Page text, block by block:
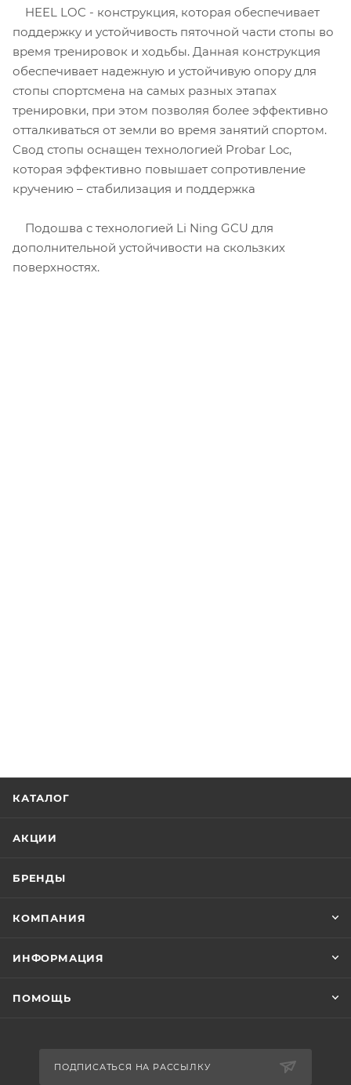
HEEL LOC - конструкция, которая обеспечивает
поддержку и устойчивость пяточной части стопы во
время тренировок и ходьбы. Данная конструкция
обеспечивает надежную и устойчивую опору для
стопы спортсмена на самых разных этапах
тренировки, при этом позволяя более эффективно
отталкиваться от земли во время занятий спортом.
Свод стопы оснащен технологией Probar Loc,
которая эффективно повышает сопротивление
кручению – стабилизация и поддержка
Подошва с технологией Li Ning GCU для
дополнительной устойчивости на скользких
поверхностях.
КАТАЛОГ
АКЦИИ
БРЕНДЫ
КОМПАНИЯ
ИНФОРМАЦИЯ
ПОМОЩЬ
ПОДПИСАТЬСЯ НА РАССЫЛКУ